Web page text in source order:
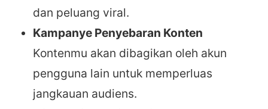
dan peluang viral.
Kampanye Penyebaran Konten
Kontenmu akan dibagikan oleh akun
pengguna lain untuk memperluas
jangkauan audiens.